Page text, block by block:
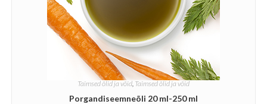
Taimsed õlid ja võid Taimsed õlid ja võid
Porgandiseemneõli 20 ml-250 ml